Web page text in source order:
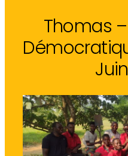
Thomas